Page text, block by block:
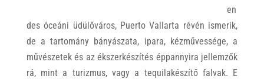
en
des óceáni üdülőváros, Puerto Vallarta révén ismerik,
de a tartomány bányászata, ipara, kézművessége, a
művészetek és az ékszerkészítés éppannyira jellemzők
rá, mint a turizmus, vagy a tequilakészítő falvak. E